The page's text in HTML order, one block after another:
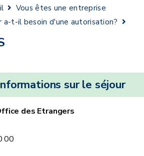
Vous êtes une entreprise
a-t-il besoin d'une autorisation?
sur le séjour
des Etrangers
00